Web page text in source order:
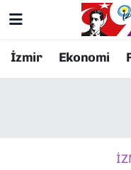
İzmir Ekonomi
Resmi İlanlar
Konak Nöbetçi
Süper Lig